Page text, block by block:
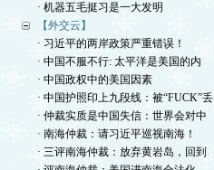
· 机器五毛挺习是一大发明
【外交云】
· 习近平的两岸政策严重错误！
· 中国不服不行: 太平洋是美国的内
· 中国政权中的美国因素
· 中国护照印上九段线：被“FUCK”丢
· 仲裁实质是中国失信：世界会对中
· 南海仲裁：请习近平巡视南海！
· 三评南海仲裁：放弃黄岩岛，回到